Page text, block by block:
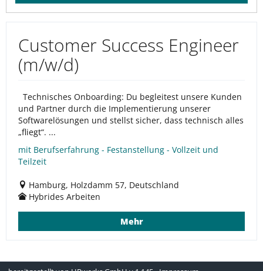
Customer Success Engineer
(m/w/d)
Technisches Onboarding: Du begleitest unsere Kunden
und Partner durch die Implementierung unserer
Softwarelösungen und stellst sicher, dass technisch alles
„fliegt“. ...
mit Berufserfahrung - Festanstellung - Vollzeit und
Teilzeit
Hamburg, Holzdamm 57, Deutschland
Hybrides Arbeiten
Mehr